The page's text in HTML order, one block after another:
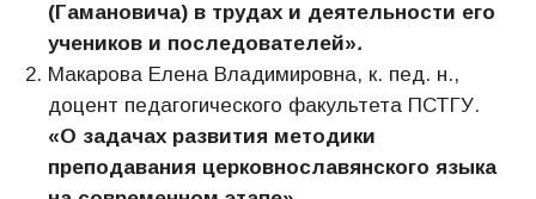
(Гамановича) в трудах и деятельности его
учеников и последователей».
Макарова Елена Владимировна, к. пед. н.,
доцент педагогического факультета ПСТГУ.
«О задачах развития методики
преподавания церковнославянского языка